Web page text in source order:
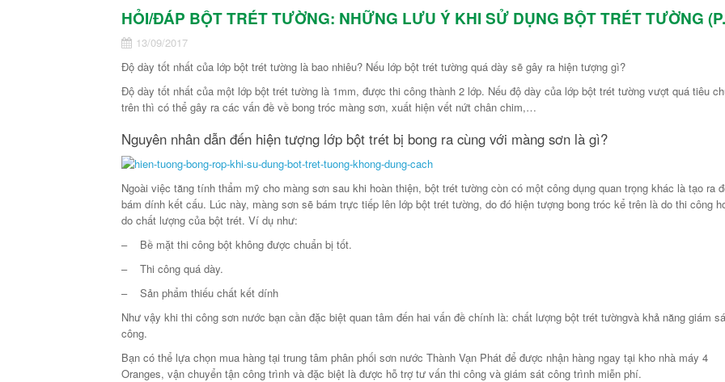
HỎI/ĐÁP BỘT TRÉT TƯỜNG: NHỮNG LƯU Ý KHI SỬ DỤNG BỘT TRÉT TƯỜNG
13/09/2017
Độ dày tốt nhất của lớp bột trét tường là bao nhiêu? Nếu lớp bột trét tường quá dày sẽ gây ra hiện tượng gì?
Độ dày tốt nhất của một lớp bột trét tường là 1mm, được thi công thành 2 lớp. Nếu độ dày của lớp bột trét tường vượt quá tiêu
trên thì có thể gây ra các vấn đề về bong tróc màng sơn, xuất hiện vết nứt chân chim,…
Nguyên nhân dẫn đến hiện tượng lớp bột trét bị bong ra cùng với màng sơn là gì?
Ngoài việc tăng tính thẩm mỹ cho màng sơn sau khi hoàn thiện, bột trét tường còn có một công dụng quan trọng khác là tạo ra
bám dính kết cấu. Lúc này, màng sơn sẽ bám trực tiếp lên lớp bột trét tường, do đó hiện tượng bong tróc kể trên là do thi công
do chất lượng của bột trét. Ví dụ như:
– Bề mặt thi công bột không được chuẩn bị tốt.
– Thi công quá dày.
– Sản phẩm thiếu chất kết dính
Như vậy khi thi công sơn nước bạn cần đặc biệt quan tâm đến hai vấn đề chính là: chất lượng bột trét tườngvà khả năng giám
công.
Bạn có thể lựa chọn mua hàng tại trung tâm phân phối sơn nước Thành Vạn Phát để được nhận hàng ngay tại kho nhà máy 4
Oranges, vận chuyển tận công trình và đặc biệt là được hỗ trợ tư vấn thi công và giám sát công trình miễn phí.